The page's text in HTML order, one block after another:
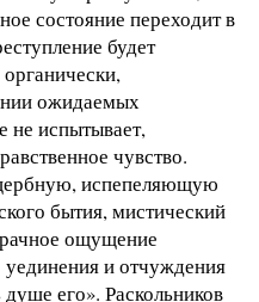
состояние переходит в
будет
ожидаемых
не испытывает,
чувство.
испепеляющую
бытия, мистический
ощущение
уединения и отчуждения
душе его». Раскольников